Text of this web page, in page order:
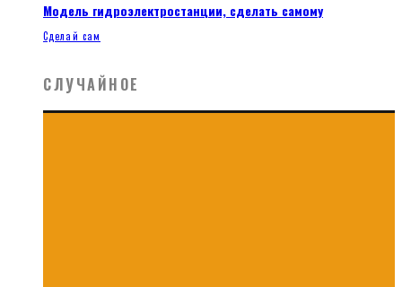
Модель гидроэлектростанции, сделать самому
Сделай сам
СЛУЧАЙНОЕ